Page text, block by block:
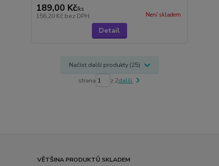
189,00 Kč/ks
156,20 Kč bez DPH Není skladem
Detail
Načíst další produkty (25)
strana z 2další
VĚTŠINA PRODUKTŮ SKLADEM